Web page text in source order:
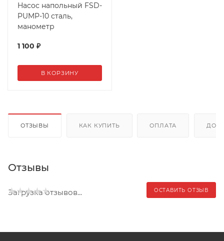
Насос напольный FSD-
PUMP-10 сталь,
манометр
1 100 ₽
В КОРЗИНУ
ОТЗЫВЫ КАК КУПИТЬ ОПЛАТА
Отзывы
ОСТАВИТЬ ОТЗЫВ
Загрузка отзывов...